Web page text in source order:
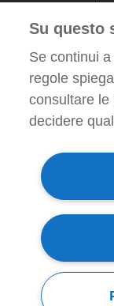
Su questo
Se continui
regole
consultare le
decidere